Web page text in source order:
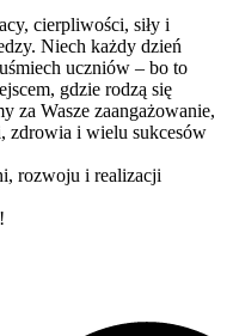
cierpliwości, siły i
Niech każdy dzień
uczniów – bo to
gdzie rodzą się
za Wasze zaangażowanie,
zdrowia i wielu sukcesów
rozwoju i realizacji